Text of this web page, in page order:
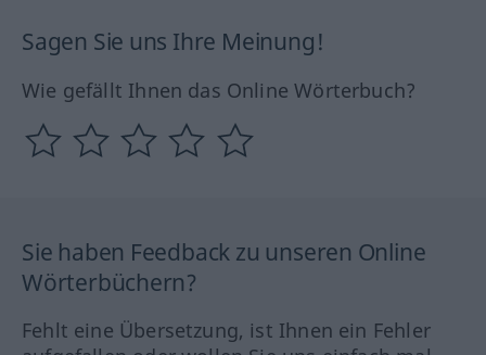
Sagen Sie uns Ihre Meinung!
Wie gefällt Ihnen das Online Wörterbuch?
Sie haben Feedback zu unseren Online
Wörterbüchern?
Fehlt eine Übersetzung, ist Ihnen ein Fehler